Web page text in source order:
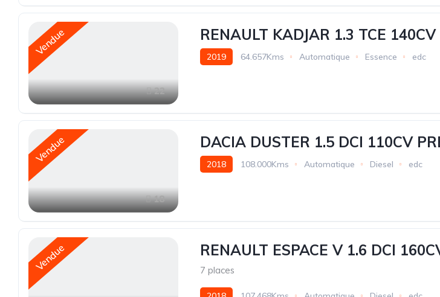
Vendue
22
RENAULT KADJAR 1.3 TCE
2019 64.657Kms Automatique Essence edc
Vendue
18
DACIA DUSTER 1.5 DCI 110CV
2018 108.000Kms Automatique Diesel edc
Vendue RENAULT ESPACE V 1.6 DCI
7 places